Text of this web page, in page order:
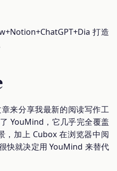
打造
来分享我最新的阅读写作工
YouMind，它几乎完全覆盖
，加上 Cubox 在浏览器中阅
快就决定用 YouMind 来替代